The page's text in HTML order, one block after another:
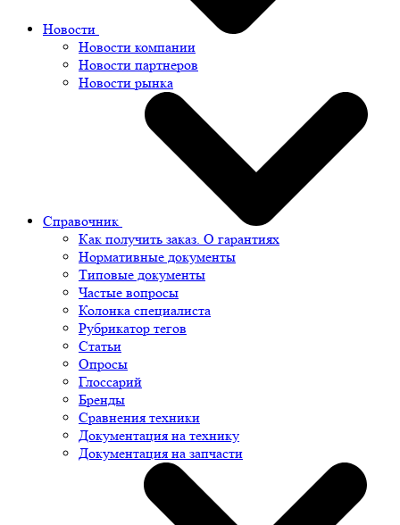
Новости
Новости компании
Новости партнеров
Новости рынка
Справочник
Как получить заказ. О гарантиях
Нормативные документы
Типовые документы
Частые вопросы
Колонка специалиста
Рубрикатор тегов
Статьи
Опросы
Глоссарий
Бренды
Сравнения техники
Документация на технику
Документация на запчасти